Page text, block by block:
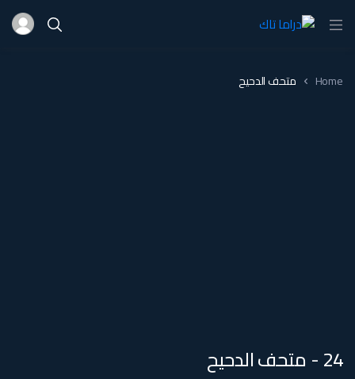
Home متحف الدحيح
24 - متحف الدحيح